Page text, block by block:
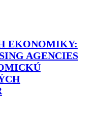
EKONOMIKY:
AGENCIES